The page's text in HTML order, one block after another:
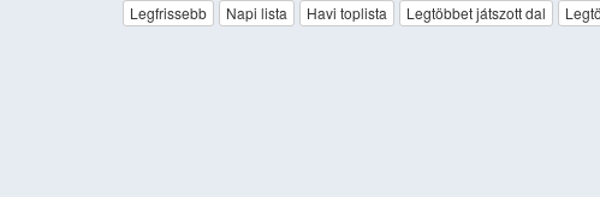
Legfrissebb
Napi lista Havi toplista Legtöbbet játszott dal